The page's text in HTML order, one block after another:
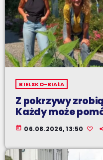
BIELSKO-BIAŁA
Z pokrzywy
Każdy może
today 06.08.2026, 13:50